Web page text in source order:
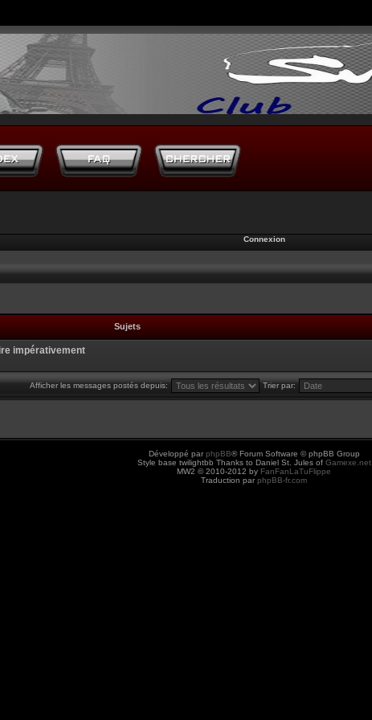
Connexion
Sujets
impérativement
Afficher les messages postés depuis: Trier par:
Développé par phpBB® Forum Software © phpBB Group
Style base twilightbb Thanks to Daniel St. Jules of Gamexe.net
MW2 © 2010-2012 by FanFanLaTuFlippe
Traduction par phpBB-fr.com